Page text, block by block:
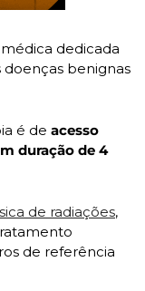
dedicada
benignas
é de acesso
duração de 4
de radiações,
de referência